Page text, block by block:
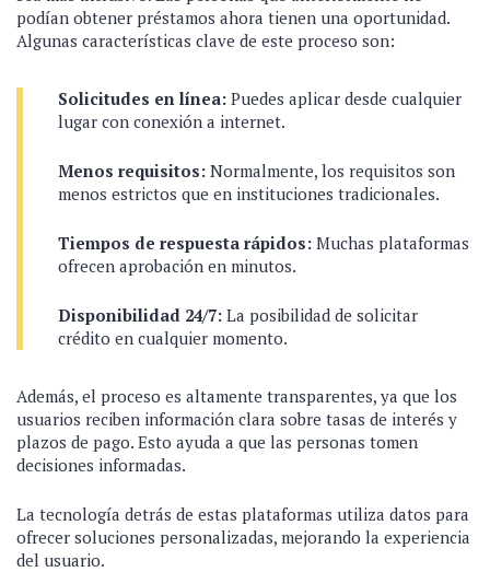
podían obtener préstamos ahora tienen una oportunidad.
Algunas características clave de este proceso son:
Solicitudes en línea: Puedes aplicar desde cualquier
lugar con conexión a internet.
Menos requisitos: Normalmente, los requisitos son
menos estrictos que en instituciones tradicionales.
Tiempos de respuesta rápidos: Muchas plataformas
ofrecen aprobación en minutos.
Disponibilidad 24/7: La posibilidad de solicitar
crédito en cualquier momento.
Además, el proceso es altamente transparentes, ya que los
usuarios reciben información clara sobre tasas de interés y
plazos de pago. Esto ayuda a que las personas tomen
decisiones informadas.
La tecnología detrás de estas plataformas utiliza datos para
ofrecer soluciones personalizadas, mejorando la experiencia
del usuario.